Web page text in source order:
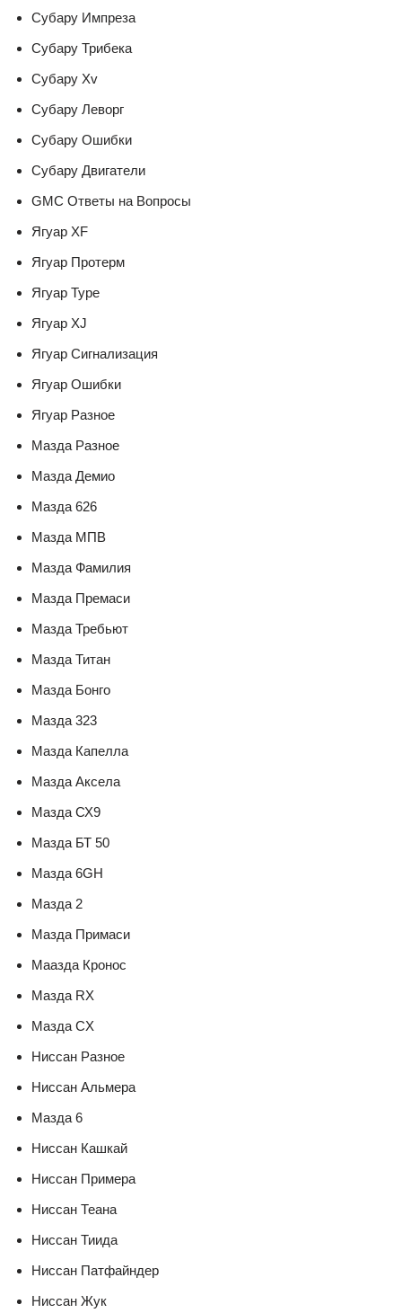
Субару Импреза
Субару Трибека
Субару Xv
Субару Леворг
Субару Ошибки
Субару Двигатели
GMC Ответы на Вопросы
Ягуар XF
Ягуар Протерм
Ягуар Type
Ягуар XJ
Ягуар Сигнализация
Ягуар Ошибки
Ягуар Разное
Мазда Разное
Мазда Демио
Мазда 626
Мазда МПВ
Мазда Фамилия
Мазда Премаси
Мазда Требьют
Мазда Титан
Мазда Бонго
Мазда 323
Мазда Капелла
Мазда Аксела
Мазда СХ9
Мазда БТ 50
Мазда 6GH
Мазда 2
Мазда Примаси
Маазда Кронос
Мазда RX
Мазда CX
Ниссан Разное
Ниссан Альмера
Мазда 6
Ниссан Кашкай
Ниссан Примера
Ниссан Теана
Ниссан Тиида
Ниссан Патфайндер
Ниссан Жук